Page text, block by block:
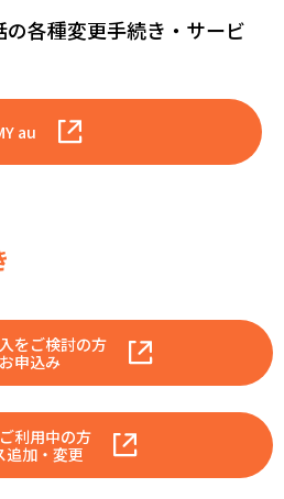
ご注意事項
種への国外通話の場合、発信元
話料金がかかります。
トでご利用のauまたはpovo1.0
無料の対象外となります。
タイのご契約で登録されている
ータイ、ケーブルドラス電話の両
利用分から割引の対象となりま
ご注意事項
各種変更手続き・サービ
au
をご検討の方
申込み
利用中の方
追加・変更